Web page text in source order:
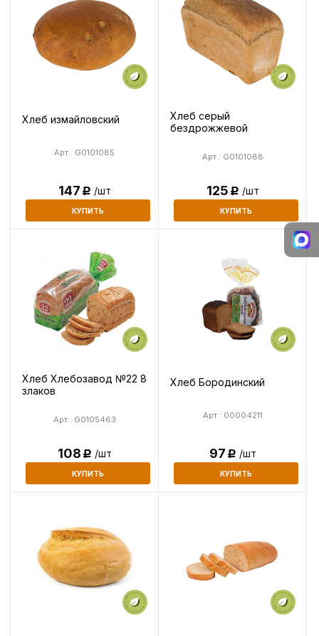
Хлеб измайловский
Арт.: G0101085
147Р /шт
КУПИТЬ
Хлеб серый
бездрожжевой
Арт.: G0101088
125Р /шт
КУПИТЬ
Хлеб Хлебозавод №22 8
злаков
Арт.: G0105463
108Р /шт
КУПИТЬ
Хлеб Бородинский
Арт.: 00004211
97Р /шт
КУПИТЬ